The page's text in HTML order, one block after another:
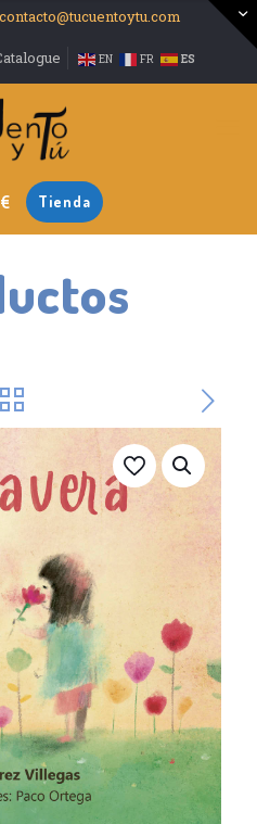
contacto@tucuentoytu.com
EN FR ES
€ Tienda